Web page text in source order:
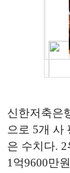
신한저축은
으로 5개 사
은 수치다.
1억9600만